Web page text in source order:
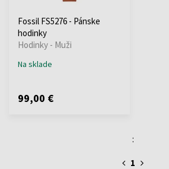
Fossil FS5276 - Pánske
hodinky
Hodinky - Muži
Na sklade
99,00 €
:
1